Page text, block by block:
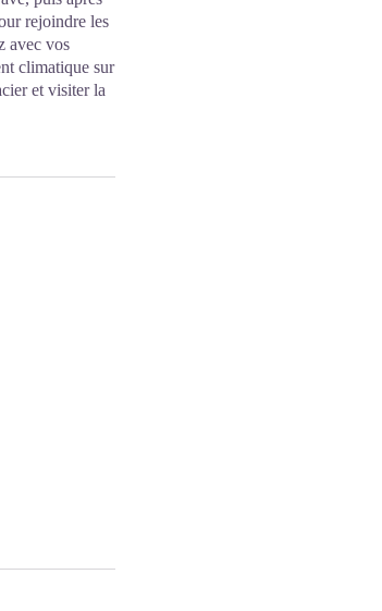
rejoindre les
avec vos
climatique sur
et visiter la